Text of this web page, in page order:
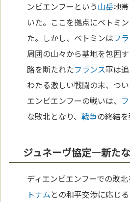
ンビエンフーという山岳地
いた。ここを拠点にベトミ
た。しかし、ベトミンはフ
周囲の山々から基地を包囲
路を断たれたフランス軍は
わたる激しい戦闘の末、つ
エンビエンフーの戦いは、
な敗北となり、戦争の終結
ジュネーヴ協定—新た
ディエンビエンフーでの敗北
トナムとの和平交渉に応じ